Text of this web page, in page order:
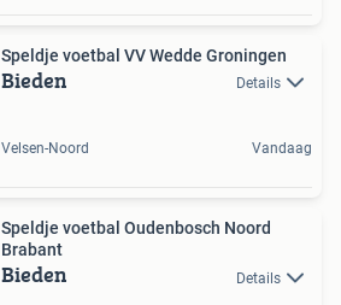
Speldje voetbal VV Wedde Groningen
Bieden Details
Velsen-Noord Vandaag
Speldje voetbal Oudenbosch Noord
Brabant
Bieden Details